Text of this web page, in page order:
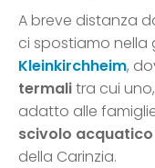
A breve distanza
ci spostiamo nella
Kleinkirchheim,
termalitra cui
adatto alle
scivolo
della Carinzia.